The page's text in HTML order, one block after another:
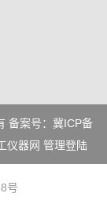
备案号： 冀ICP备
仪器网 管理登陆
号